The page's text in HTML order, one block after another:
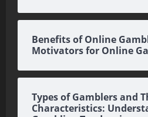
Benefits of Online
Motivators for Online
Types of Gamblers and
Characteristics: